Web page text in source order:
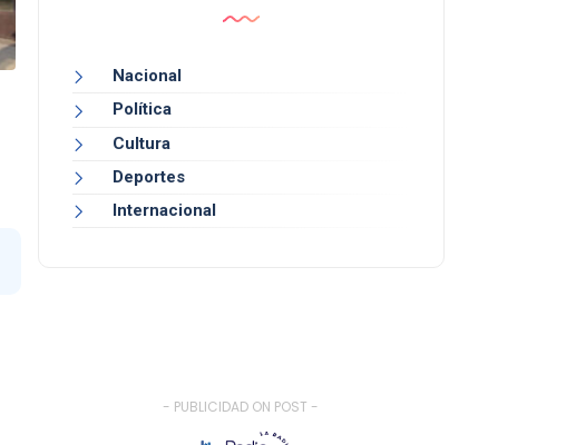
Nacional
Política
Cultura
Deportes
Internacional
- PUBLICIDAD ON POST -